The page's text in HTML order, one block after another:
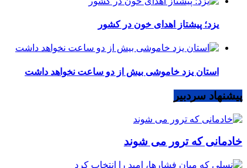
یزد؛ پیشتاز اهدای خون در کشور
استان یزد خاموشی بیش از دو ساعت نخواهد داشت
پیشنهاد سردبیر
خادمانی که ترور می شوند